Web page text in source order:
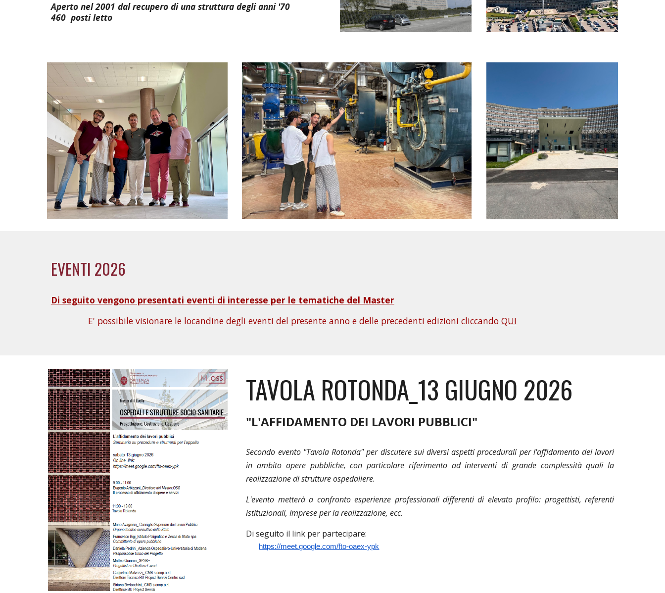
Aperto nel 2001 dal recupero di una struttura degli anni '70
460 posti letto
EVENTI 2026
Di seguito vengono presentati eventi di interesse per le tematiche del Master
E' possibile visionare le locandine degli eventi del presente anno e delle precedenti edizioni cliccando QUI
TAVOLA ROTONDA_13 GIUGNO 2026
"L'AFFIDAMENTO DEI LAVORI PUBBLICI"
Secondo evento "Tavola Rotonda" per discutere sui diversi aspetti procedurali per l'affidamento dei lavori
in ambito opere pubbliche, con particolare riferimento ad interventi di grande complessità quali la
realizzazione di strutture ospedaliere.
L'evento metterà a confronto esperienze professionali differenti di elevato profilo: progettisti, referenti
istituzionali,Imprese per la realizzazione, ecc.
Di seguito il link per partecipare:
https://meet.google.com/fto-oaex-ypk